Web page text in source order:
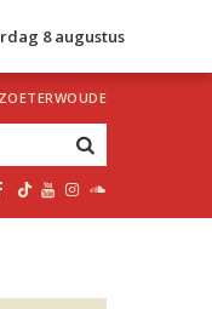
8 augustus
ZOETERWOUDE